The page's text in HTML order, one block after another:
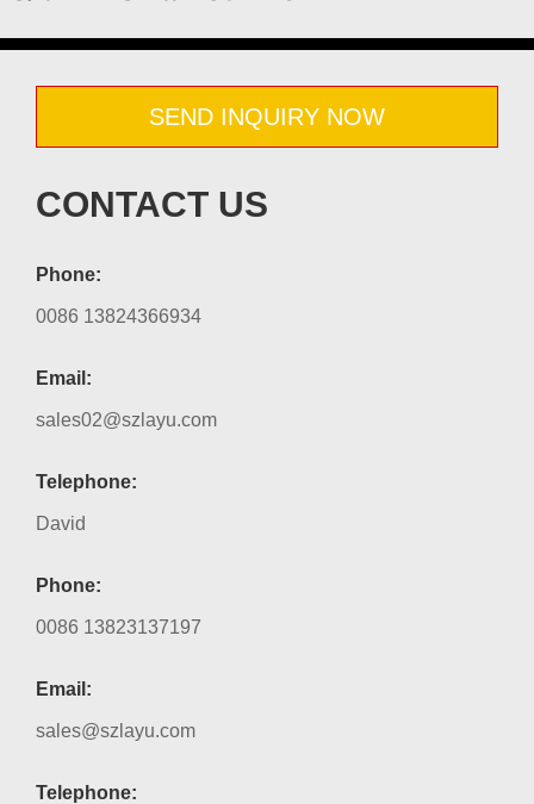
SEND INQUIRY NOW
CONTACT US
Phone:
0086 13824366934
Email:
sales02@szlayu.com
Telephone:
David
Phone:
0086 13823137197
Email:
sales@szlayu.com
Telephone: